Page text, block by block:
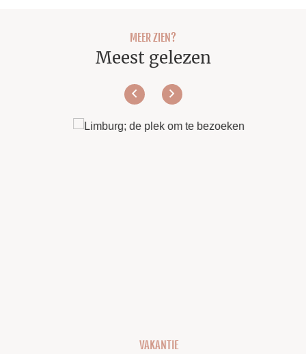
MEER ZIEN?
Meest gelezen
VAKANTIE